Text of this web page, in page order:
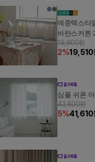
메종텍스타
바란스커튼
19,900원
2%19,510
심플 쉬폰
43,800원
5%41,610